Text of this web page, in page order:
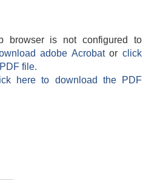
browser is not configured to
adobe Acrobatorclick
file.
here to download the PDF